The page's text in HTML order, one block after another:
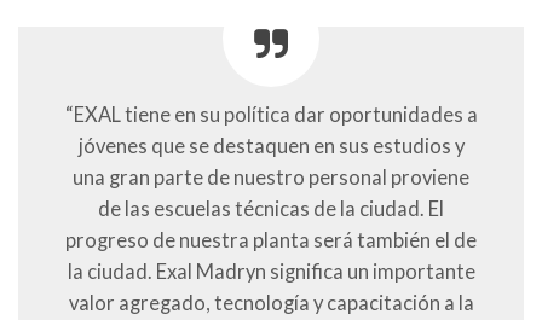
“EXAL tiene en su política dar oportunidades a
jóvenes que se destaquen en sus estudios y
una gran parte de nuestro personal proviene
de las escuelas técnicas de la ciudad. El
progreso de nuestra planta será también el de
la ciudad. Exal Madryn significa un importante
valor agregado, tecnología y capacitación a la